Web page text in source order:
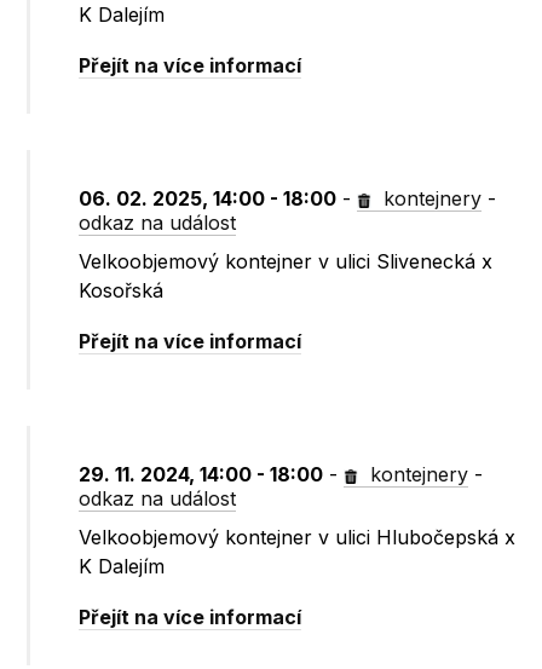
K Dalejím
Přejít na více informací
06. 02. 2025, 14:00 - 18:00 - kontejnery -
odkaz na událost
Velkoobjemový kontejner v ulici Slivenecká x
Kosořská
Přejít na více informací
29. 11. 2024, 14:00 - 18:00 - kontejnery -
odkaz na událost
Velkoobjemový kontejner v ulici Hlubočepská x
K Dalejím
Přejít na více informací